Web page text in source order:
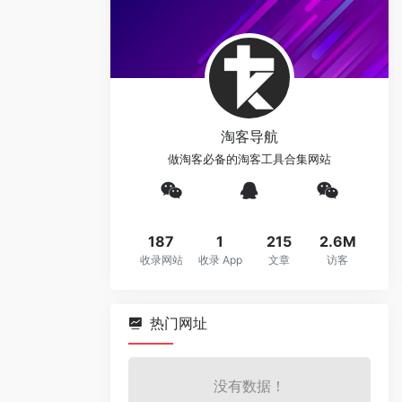
淘客导航
做淘客必备的淘客工具合集网站
187
收录网站
1
收录 App
215
文章
2.6M
访客
热门网址
没有数据！